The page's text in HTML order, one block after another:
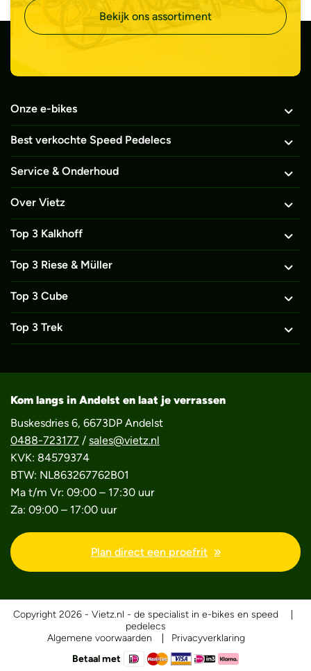
Bekijk ons assortiment
Onze e-bikes
Best verkochte Speed Pedelecs
Service & Onderhoud
Over Vietz
Top 3 Kalkhoff
Top 3 Riese & Müller
Top 3 Cube
Top 3 Trek
Kom langs in Andelst en laat je verrassen
Buskesdries 6, 6673DP Andelst
0488-723177 / sales@vietz.nl
KVK: 84579374
BTW: NL863267762B01
Ma t/m Vr: 09:00 – 17:30 uur
Za: 09:00 – 17:00 uur
Plan direct een proefrit
Copyright 2026 - Vietz.nl - de specialist in e-bikes en speed
pedelecs
Algemene voorwaarden
Privacyverklaring
Betaal met